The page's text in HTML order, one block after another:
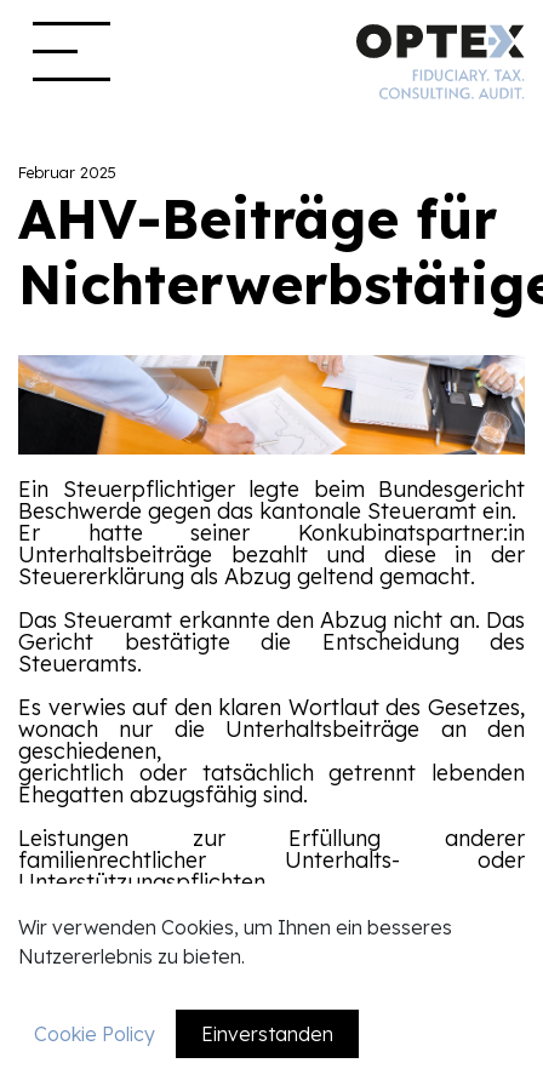
Februar 2025
AHV-Beiträge für
Ein Steuerpflichtiger legte beim Bundesgericht
Beschwerde gegen das kantonale Steueramt ein.
Er hatte seiner Konkubinatspartner:in
Unterhaltsbeiträge bezahlt und diese in der
Steuererklärung als Abzug geltend gemacht.
Das Steueramt erkannte den Abzug nicht an. Das
Gericht bestätigte die Entscheidung des
Steueramts.
Es verwies auf den klaren Wortlaut des Gesetzes,
wonach nur die Unterhaltsbeiträge an den
geschiedenen,
gerichtlich oder tatsächlich getrennt lebenden
Ehegatten abzugsfähig sind.
Leistungen zur Erfüllung anderer
familienrechtlicher Unterhalts- oder
Unterstützungspflichten
abzugsfähig. (Quelle: BGE 9C_643/2023 vom
15.11.24)
ZUR ÜBERSICHT
Wir verwenden Cookies, um Ihnen ein besseres
Nutzererlebnis zu bieten.
Cookie Policy Einverstanden